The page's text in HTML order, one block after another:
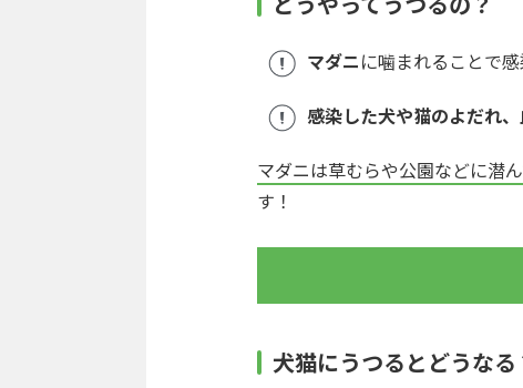
マダニに噛まれることで
感染した犬や猫のよだれ
マダニは草むらや公園などに潜ん
す！
犬猫にうつるとどうなる